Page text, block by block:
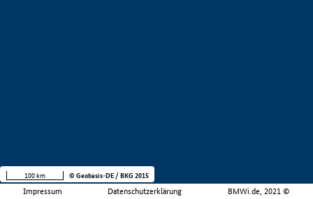
Impressum Datenschutzerklärung BMWi.de, 2021 ©
100 km © Geobasis-DE / BKG 2015